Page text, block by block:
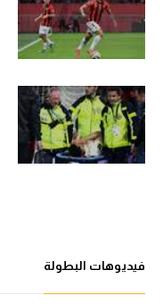
فيديوهات البطولة